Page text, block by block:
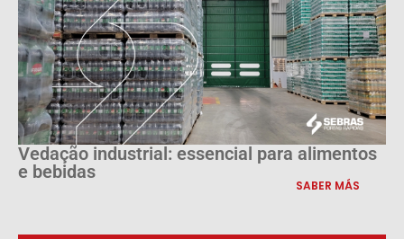
Vedação industrial: essencial para alimentos
e bebidas
SABER MÁS